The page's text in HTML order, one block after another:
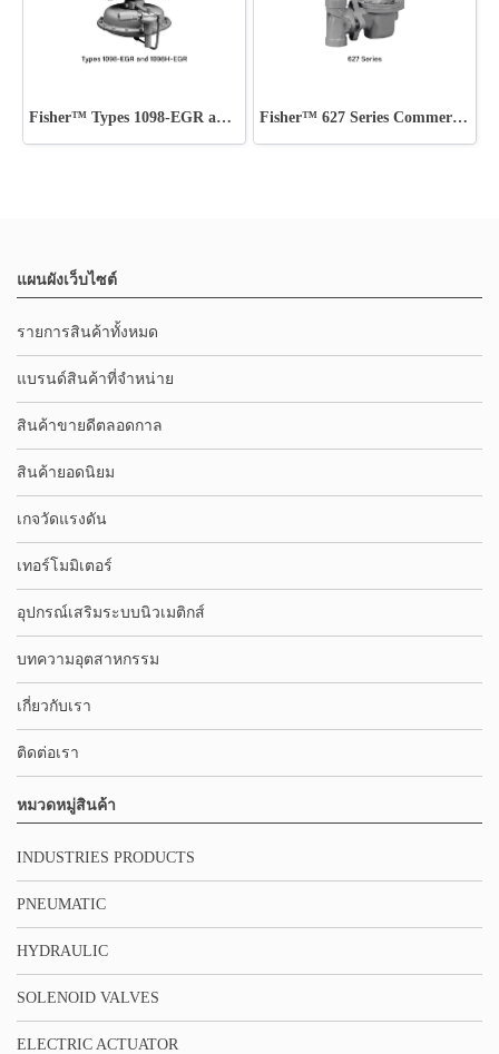
Fisher™ Types 1098-EGR and 1098H-EGR Fisher™ 627 Series Commercial - Industrial Regulators
แผนผังเว็บไซต์
รายการสินค้าทั้งหมด
แบรนด์สินค้าที่จำหน่าย
สินค้าขายดีตลอดกาล
สินค้ายอดนิยม
เกจวัดแรงดัน
เทอร์โมมิเตอร์
อุปกรณ์เสริมระบบนิวเมติกส์
บทความอุตสาหกรรม
เกี่ยวกับเรา
ติดต่อเรา
หมวดหมู่สินค้า
INDUSTRIES PRODUCTS
PNEUMATIC
HYDRAULIC
SOLENOID VALVES
ELECTRIC ACTUATOR